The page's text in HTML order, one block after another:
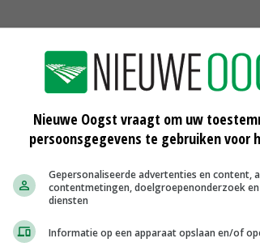
Power informeren vaste plantenkwekers
van het vaste plantenplatform Perennial Power
bij Floriade Expo. En over de mogelijkheden die er
voor Floriade in Almere
van Almere heeft woensdagavond
in Almere doorgaat. De wereldtentoonstelling vindt
Nieuwe Oogst vraagt om uw
persoonsgegevens te gebruiken voor
Gepersonaliseerde advertenties en content,
contentmetingen, doelgroepenonderzoek
diensten
Informatie op een apparaat opslaan en/of